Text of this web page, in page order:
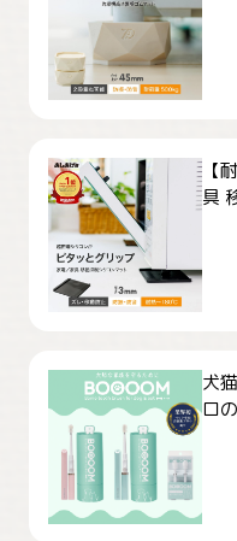
【
具
犬
ロ